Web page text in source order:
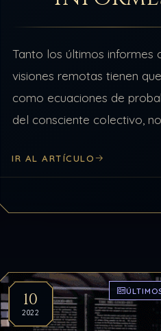
Tanto los últimos informes
visiones remotas tienen
como ecuaciones de
del consciente colectivo,
dependiendo de los
IR AL ARTÍCULO
10
2022